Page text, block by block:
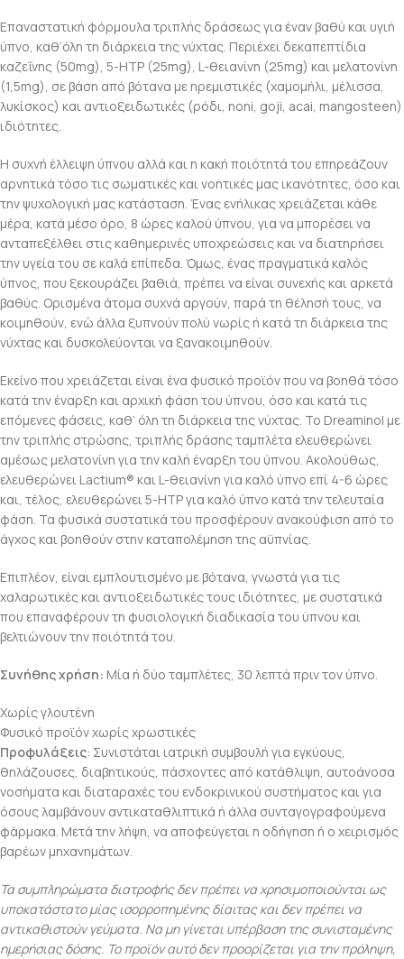
Επαναστατική φόρμουλα τριπλής δράσεως για έναν βαθύ και υγιή
ύπνο, καθ’όλη τη διάρκεια της νύχτας. Περιέχει δεκαπεπτίδια
καζεΐνης (50mg), 5-HTP (25mg), L-θειανίνη (25mg) και μελατονίνη
(1,5mg), σε βάση από βότανα με ηρεμιστικές (χαμομήλι, μέλισσα,
λυκίσκος) και αντιοξειδωτικές (ρόδι, noni, goji, acai, mangosteen)
ιδιότητες.
Η συχνή έλλειψη ύπνου αλλά και η κακή ποιότητά του επηρεάζουν
αρνητικά τόσο τις σωματικές και νοητικές μας ικανότητες, όσο και
την ψυχολογική μας κατάσταση. Ένας ενήλικας χρειάζεται κάθε
μέρα, κατά μέσο όρο, 8 ώρες καλού ύπνου, για να μπορέσει να
ανταπεξέλθει στις καθημερινές υποχρεώσεις και να διατηρήσει
την υγεία του σε καλά επίπεδα. Όμως, ένας πραγματικά καλός
ύπνος, που ξεκουράζει βαθιά, πρέπει να είναι συνεχής και αρκετά
βαθύς. Ορισμένα άτομα συχνά αργούν, παρά τη θέλησή τους, να
κοιμηθούν, ενώ άλλα ξυπνούν πολύ νωρίς ή κατά τη διάρκεια της
νύχτας και δυσκολεύονται να ξανακοιμηθούν.
Εκείνο που χρειάζεται είναι ένα φυσικό προϊόν που να βοηθά τόσο
κατά την έναρξη και αρχική φάση του ύπνου, όσο και κατά τις
επόμενες φάσεις, καθ’ όλη τη διάρκεια της νύχτας. Το Dreaminol με
την τριπλής στρώσης, τριπλής δράσης ταμπλέτα ελευθερώνει
αμέσως μελατονίνη για την καλή έναρξη του ύπνου. Ακολούθως,
ελευθερώνει Lactium® και L-θειανίνη για καλό ύπνο επί 4-6 ώρες
και, τέλος, ελευθερώνει 5-HTP για καλό ύπνο κατά την τελευταία
φάση. Τα φυσικά συστατικά του προσφέρουν ανακούφιση από το
άγχος και βοηθούν στην καταπολέμηση της αϋπνίας.
Επιπλέον, είναι εμπλουτισμένο με βότανα, γνωστά για τις
χαλαρωτικές και αντιοξειδωτικές τους ιδιότητες, με συστατικά
που επαναφέρουν τη φυσιολογική διαδικασία του ύπνου και
βελτιώνουν την ποιότητά του.
Συνήθης χρήση: Μία ή δύο ταμπλέτες, 30 λεπτά πριν τον ύπνο.
Χωρίς γλουτένη
Φυσικό προϊόν χωρίς χρωστικές
Προφυλάξεις: Συνιστάται ιατρική συμβουλή για εγκύους,
θηλάζουσες, διαβητικούς, πάσχοντες από κατάθλιψη, αυτοάνοσα
νοσήματα και διαταραχές του ενδοκρινικού συστήματος και για
όσους λαμβάνουν αντικαταθλιπτικά ή άλλα συνταγογραφούμενα
φάρμακα. Μετά την λήψη, να αποφεύγεται η οδήγηση ή ο χειρισμός
βαρέων μηχανημάτων.
Τα συμπληρώματα διατροφής δεν πρέπει να χρησιμοποιούνται ως
υποκατάστατο μίας ισορροπημένης δίαιτας και δεν πρέπει να
αντικαθιστούν γεύματα. Να μη γίνεται υπέρβαση της συνισταμένης
ημερήσιας δόσης. Το προϊόν αυτό δεν προορίζεται για την πρόληψη,